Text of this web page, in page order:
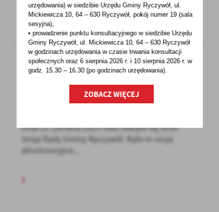
XLVII Sesja Rady Gminy Ryczywół -
21.06.2023 r.
Dnia 21 czerwca 2023 roku odbyła się XLVII
Sesja Rady Gminy Ryczywół. Była to sesja
absolutoryjna...
urzędowania) w siedzibie Urzędu Gminy Ryczywół, ul.
Mickiewicza 10, 64 – 630 Ryczywół, pokójnumer 19 (sala
sesyjna),
• prowadzenie punktu konsultacyjnego w siedzibie Urzędu
Gminy Ryczywół, ul. Mickiewicza 10, 64 – 630 Ryczywół
w godzinachurzędowania w czasie trwania konsultacji
społecznych oraz 6 sierpnia 2026 r. i 10 sierpnia 2026 r. w
godz. 15.30 – 16.30 (po godzinachurzędowania).
ZOBACZ WIĘCEJ